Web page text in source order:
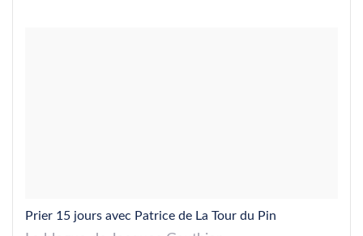
Prier 15 jours avec Patrice de La Tour du Pin